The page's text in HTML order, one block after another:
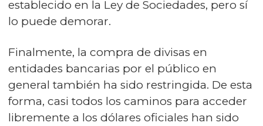
establecido en la Ley de Sociedades, pero sí
lo puede demorar.
Finalmente, la compra de divisas en
entidades bancarias por el público en
general también ha sido restringida. De esta
forma, casi todos los caminos para acceder
libremente a los dólares oficiales han sido